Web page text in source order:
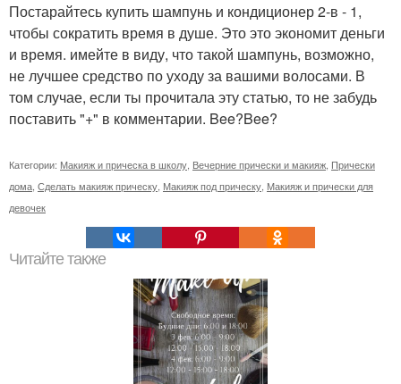
Постарайтесь купить шампунь и кондиционер 2-в - 1,
чтобы сократить время в душе. Это это экономит деньги
и время. имейте в виду, что такой шампунь, возможно,
не лучшее средство по уходу за вашими волосами. В
том случае, если ты прочитала эту статью, то не забудь
поставить "+" в комментарии. Bee?Bee?
Категории: Макияж и прическа в школу Вечерние прически и макияж Прически
дома Сделать макияж прическу Макияж под прическу Макияж и прически для
девочек
Читайте также